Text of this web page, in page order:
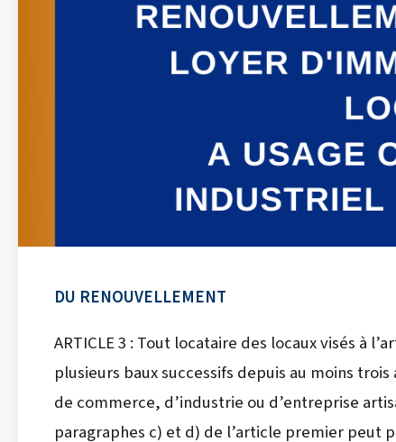
DU RENOUVELLEMENT
ARTICLE 3 : Tout locataire des locaux visés à
plusieurs baux successifs depuis au moins
de commerce, d’industrie ou d’entreprise
paragraphes c) et d) de l’article premier peut